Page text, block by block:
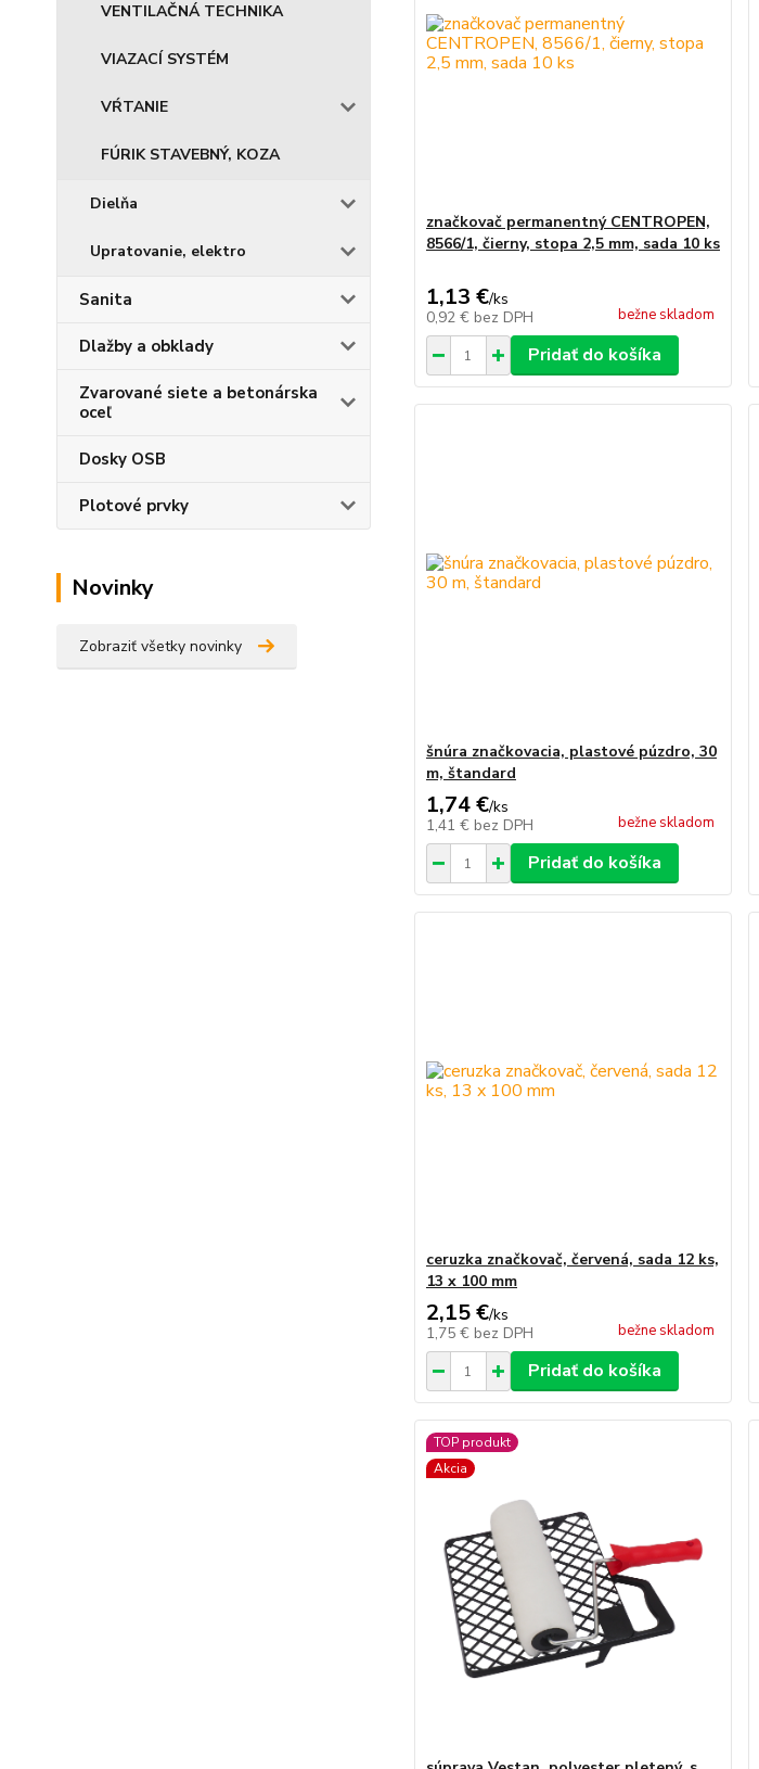
VENTILAČNÁ TECHNIKA
VIAZACÍ SYSTÉM
VŔTANIE
FÚRIK STAVEBNÝ, KOZA
Dielňa
Upratovanie, elektro
Sanita
Dlažby a obklady
Zvarované siete a betonárska
oceľ
Dosky OSB
Plotové prvky
Novinky
Zobraziť všetky novinky
značkovač permanentný CENTROPEN,
8566/1, čierny, stopa 2,5 mm, sada 10 ks
1,13 €/ks
0,92 € bez DPH bežne skladom
Pridať do košíka
šnúra značkovacia, plastové púzdro, 30
m, štandard
1,74 €/ks
1,41 € bez DPH bežne skladom
Pridať do košíka
ceruzka značkovač, červená, sada 12 ks,
13 x 100 mm
2,15 €/ks
1,75 € bez DPH bežne skladom
Pridať do košíka
TOP produkt
Akcia